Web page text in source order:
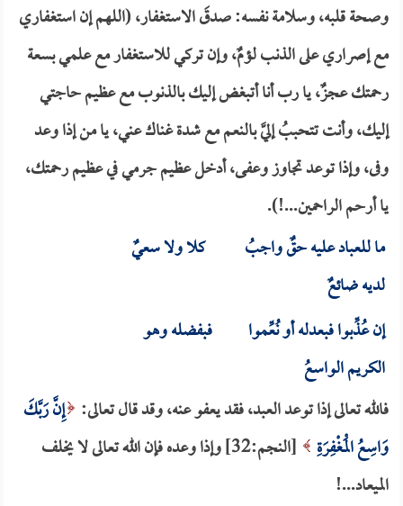
وصحة قلبه، وسلامة نفسه: صدقَ الاستغفار، (اللهم إن استغفاري
مع إصراري على الذنب لؤمٌ، وإن تركي للاستغفار مع علمي بسعة
رحمتك عجزٌ، يا رب أنا أتبغض إليك بالذنوب مع عظيم حاجتي
إليك، وأنت تتحببُ إليَّ بالنعم مع شدة غناك عني، يا من إذا وعد
وفى، وإذا توعد تجاوز وعفى، أدخل عظيم جرمي في عظيم رحمتك،
يا أرحم الراحمين...!).
ما للعباد عليه حقٌ واجبُ كلا ولا سعيٌ
لديه ضائعٌ
إن عُذِّبوا فبعدله أو نُعِّموا فبفضله وهو
الكريم الواسعُ
فالله تعالى إذا توعد العبد، فقد يعفو عنه، وقد قال تعالى: إِنَّ رَبَّكَ
وَاسِعُ الْمَغْفِرَةِ
[النجم:32] وإذا وعده فإن الله تعالى لا يخلف
الميعاد...!